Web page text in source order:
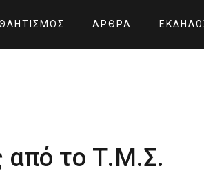
ΆΡΘΡΑ
από το Τ.Μ.Σ.